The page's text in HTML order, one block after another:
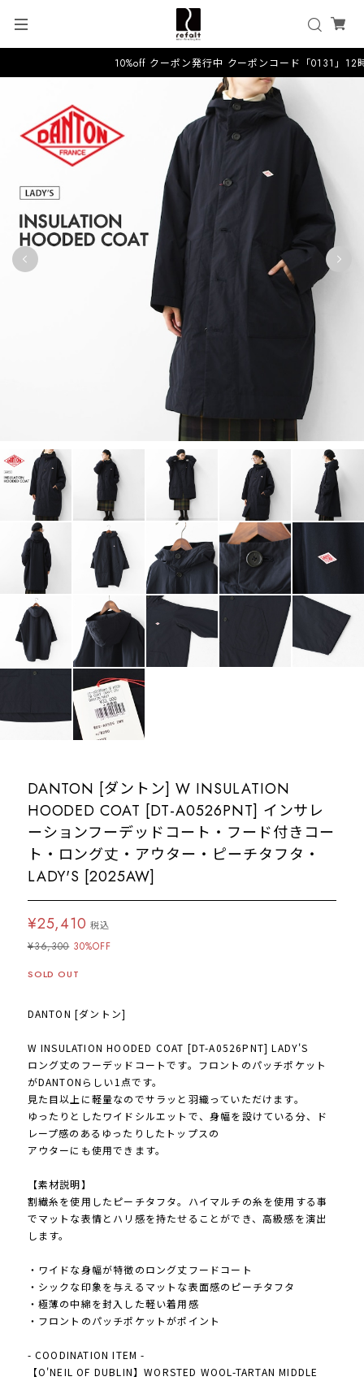
10%off クーポン発行中 クーポンコード「0131」12
DANTON [ダントン] W INSULATION
HOODED COAT [DT-A0526PNT] インサレ
ーションフーデッドコート・フード付きコー
ト・ロング丈・アウター・ピーチタフタ・
LADY'S [2025AW]
¥25,410 税込
¥36,300 30%OFF
SOLD OUT
DANTON [ダントン]
W INSULATION HOODED COAT [DT-A0526PNT] LADY'S
ロング丈のフーデッドコートです。フロントのパッチポケット
がDANTONらしい1点です。
見た目以上に軽量なのでサラッと羽織っていただけます。
ゆったりとしたワイドシルエットで、身幅を設けている分、ド
レープ感のあるゆったりしたトップスの
アウターにも使用できます。
【素材説明】
割繊糸を使用したピーチタフタ。ハイマルチの糸を使用する事
でマットな表情とハリ感を持たせることができ、高級感を演出
します。
・ワイドな身幅が特徴のロング丈フードコート
・シックな印象を与えるマットな表面感のピーチタフタ
・極薄の中綿を封入した軽い着用感
・フロントのパッチポケットがポイント
- COODINATION ITEM -
【O'NEIL OF DUBLIN】WORSTED WOOL-TARTAN MIDDLE